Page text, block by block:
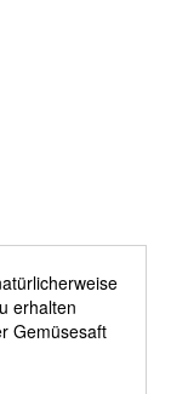
erhalten
Gemüsesaft